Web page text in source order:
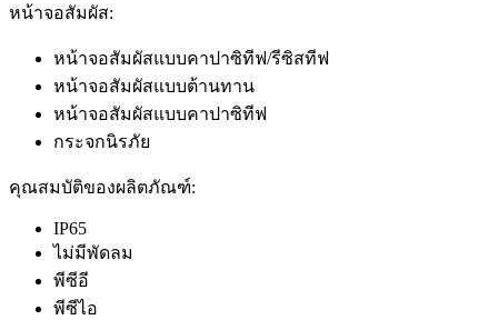
หน้าจอสัมผัส:
หน้าจอสัมผัสแบบคาปาซิทีฟ/รีซิสทีฟ
หน้าจอสัมผัสแบบต้านทาน
หน้าจอสัมผัสแบบคาปาซิทีฟ
กระจกนิรภัย
คุณสมบัติของผลิตภัณฑ์:
IP65
ไม่มีพัดลม
พีซีอี
พีซีไอ